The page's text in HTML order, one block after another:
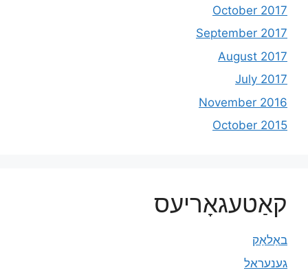
October 2017
September 2017
August 2017
July 2017
November 2016
October 2015
קאַטעגאָריעס
באַלאַק
גענעראל